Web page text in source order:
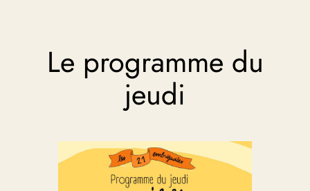
Le programme du
jeudi